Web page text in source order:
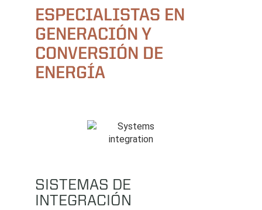
ESPECIALISTAS EN
GENERACIÓN Y
CONVERSIÓN DE
ENERGÍA
SISTEMAS DE
INTEGRACIÓN